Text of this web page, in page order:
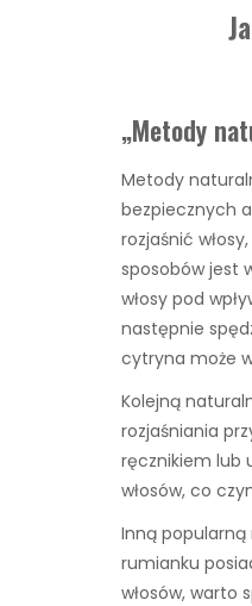
„Metody
Metody
bezpiecznych
rozjaśnić
sposobów jest
włosy pod
następnie
cytryna może
Kolejną
rozjaśniania
ręcznikiem lub
włosów, co
Inną popularną
rumianku
włosów, warto